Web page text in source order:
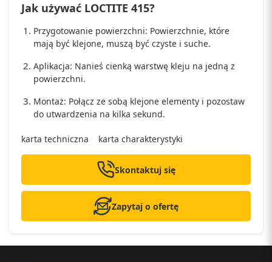
Jak używać LOCTITE 415?
Przygotowanie powierzchni: Powierzchnie, które
mają być klejone, muszą być czyste i suche.
Aplikacja: Nanieś cienką warstwę kleju na jedną z
powierzchni.
Montaż: Połącz ze sobą klejone elementy i pozostaw
do utwardzenia na kilka sekund.
karta techniczna karta charakterystyki
Skontaktuj się
Zapytaj o ofertę